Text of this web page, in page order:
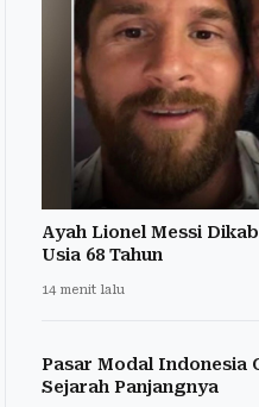
Ayah Lionel Messi
Usia 68 Tahun
14 menit lalu
Pasar Modal Indonesia
Sejarah Panjangnya